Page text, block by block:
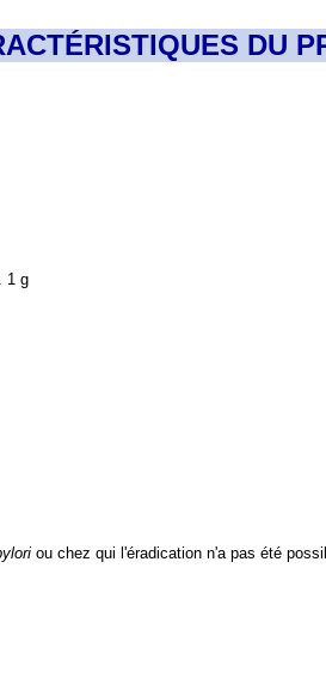
DU
1 g
ou chez qui l'éradication n'a pas été